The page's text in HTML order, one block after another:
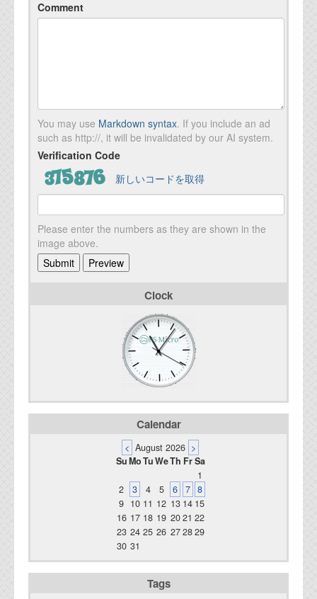
Comment
You may use Markdown syntax. If you include an ad
such as http://, it will be invalidated by our AI system.
Verification Code
新しいコードを取得
Please enter the numbers as they are shown in the
image above.
Clock
Calendar
< August 2026 >
SuMoTuWeTh FrSa
1
2
3 4 5 6 7 8
9 10 11 12 13 14 15
16 17 18 19 2021 22
23 24 25 26 272829
30 31
Tags